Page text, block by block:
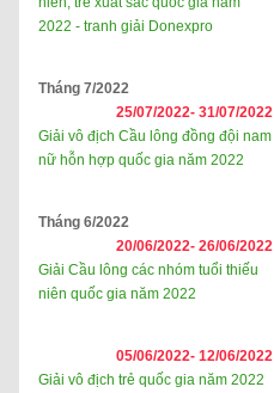
2022 - tranh giải Donexpro
Tháng 7/2022
25/07/2022- 31/07/2022
Giải vô địch Cầu lông đồng đội nam
nữ hỗn hợp quốc gia năm 2022
Tháng 6/2022
20/06/2022- 26/06/2022
Giải Cầu lông các nhóm tuổi thiếu
niên quốc gia năm 2022
05/06/2022- 12/06/2022
Giải vô địch trẻ quốc gia năm 2022